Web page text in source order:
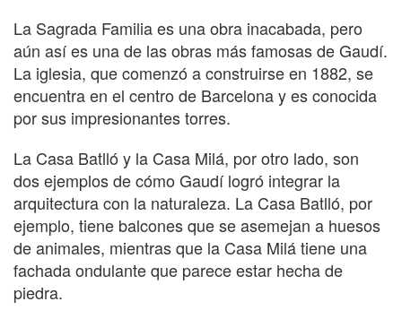
La Sagrada Familia es una obra inacabada, pero
aún así es una de las obras más famosas de Gaudí.
La iglesia, que comenzó a construirse en 1882, se
encuentra en el centro de Barcelona y es conocida
por sus impresionantes torres.
La Casa Batlló y la Casa Milá, por otro lado, son
dos ejemplos de cómo Gaudí logró integrar la
arquitectura con la naturaleza. La Casa Batlló, por
ejemplo, tiene balcones que se asemejan a huesos
de animales, mientras que la Casa Milá tiene una
fachada ondulante que parece estar hecha de
piedra.